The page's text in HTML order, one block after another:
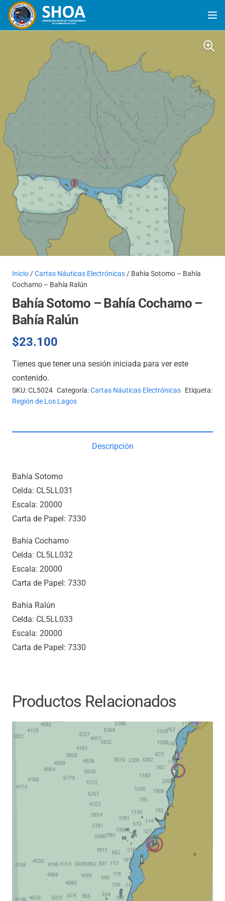
Inicio/Cartas Náuticas Electrónicas/ Bahía Sotomo – Bahía
Cochamo – Bahía Ralún
Bahía Sotomo – Bahía Cochamo –
Bahía Ralún
$23.100
Tienes que tener una sesión iniciada para ver este
contenido.
SKU:CL5024 Categoría:Cartas Náuticas Electrónicas Etiqueta:
Región de Los Lagos
Descripción
Bahía Sotomo
Celda: CL5LL031
Escala: 20000
Carta de Papel: 7330
Bahía Cochamo
Celda: CL5LL032
Escala: 20000
Carta de Papel: 7330
Bahía Ralún
Celda: CL5LL033
Escala: 20000
Carta de Papel: 7330
Productos Relacionados